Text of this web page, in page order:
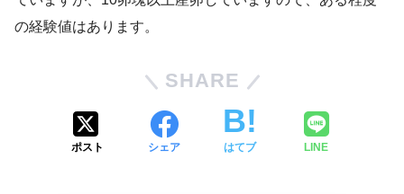
の経験値はあります。
SHARE
ポスト シェア はてブ LINE